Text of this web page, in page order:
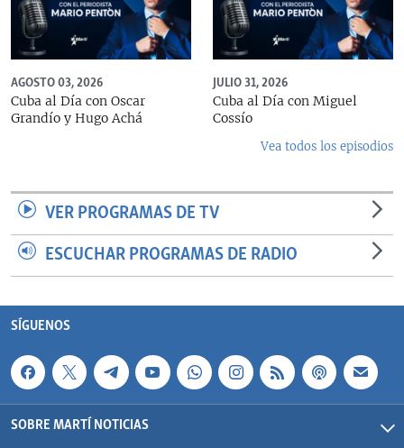
AGOSTO 03, 2026
Cuba al Día con Oscar
Grandío y Hugo Achá
JULIO 31, 2026
Cuba al Día con Miguel
Cossío
Vea todos los episodios
VER PROGRAMAS DE TV
ESCUCHAR PROGRAMAS DE RADIO
SÍGUENOS
SOBRE MARTÍ NOTICIAS